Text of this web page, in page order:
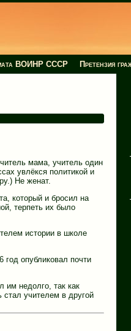
ВОИНР СССР Претензия
мама, учитель один
увлёкся политикой и
Не женат.
который и бросил на
терпеть их было
истории в школе
год опубликовал почти
недолго, так как
стал учителем в другой